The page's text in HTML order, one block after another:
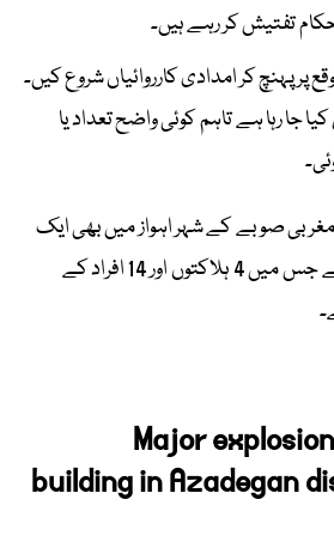
تفتیش کر رہے ہیں۔
پر پہنچ کر امدادی کارروائیاں شروع کیں۔
جا رہا ہے تاہم کوئی واضح تعداد یا
صوبے کے شہر اہواز میں بھی ایک
اور خوفناک دھماکا ہوا ہے جس میں 4 ہلاکتوں اور 14 افراد کے
Major
building in Azadegan